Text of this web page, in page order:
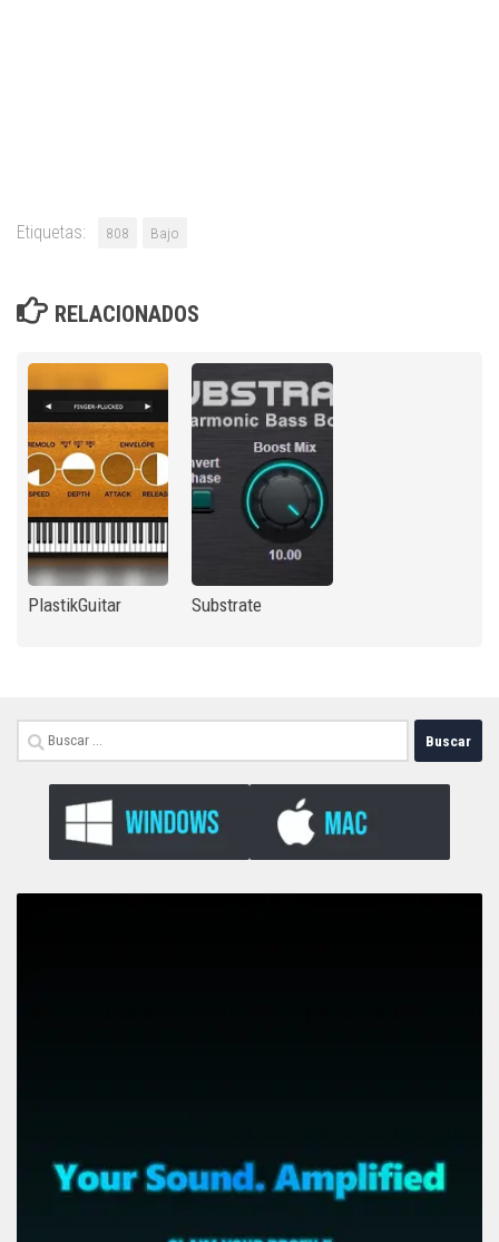
Etiquetas: 808 Bajo
RELACIONADOS
PlastikGuitar Substrate
Buscar: